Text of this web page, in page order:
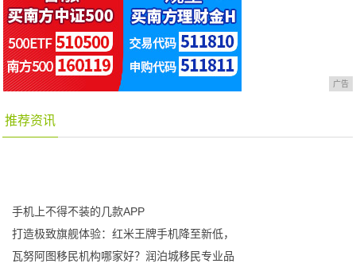
广告
推荐资讯
手机上不得不装的几款APP
打造极致旗舰体验：红米王牌手机降至新低，
瓦努阿图移民机构哪家好？润泊城移民专业品